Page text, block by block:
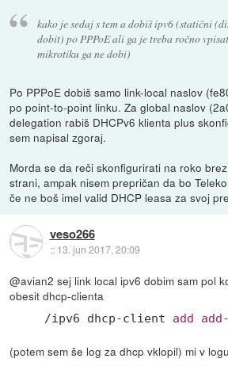
kako je sedaj s tem a dobiš ipv6 (statični
dobit) po PPPoE ali ga je treba ročno
mikrotiku ga ne dobi)
Po PPPoE dobiš samo link-local naslov
po point-to-point linku. Za global naslov
delegation rabiš DHCPv6 klienta plus
sem napisal zgoraj.
Morda se da reči skonfigurirati na roko
strani, ampak nisem prepričan da bo
če ne boš imel valid DHCP leasa za svoj
veso266
:: 13. jun 2017, 20:09
@avian2 sej link local ipv6 dobim sam pol
obesit dhcp-clienta
/ipv6 dhcp-client add add-
(potem sem še log za dhcp vklopil) mi v